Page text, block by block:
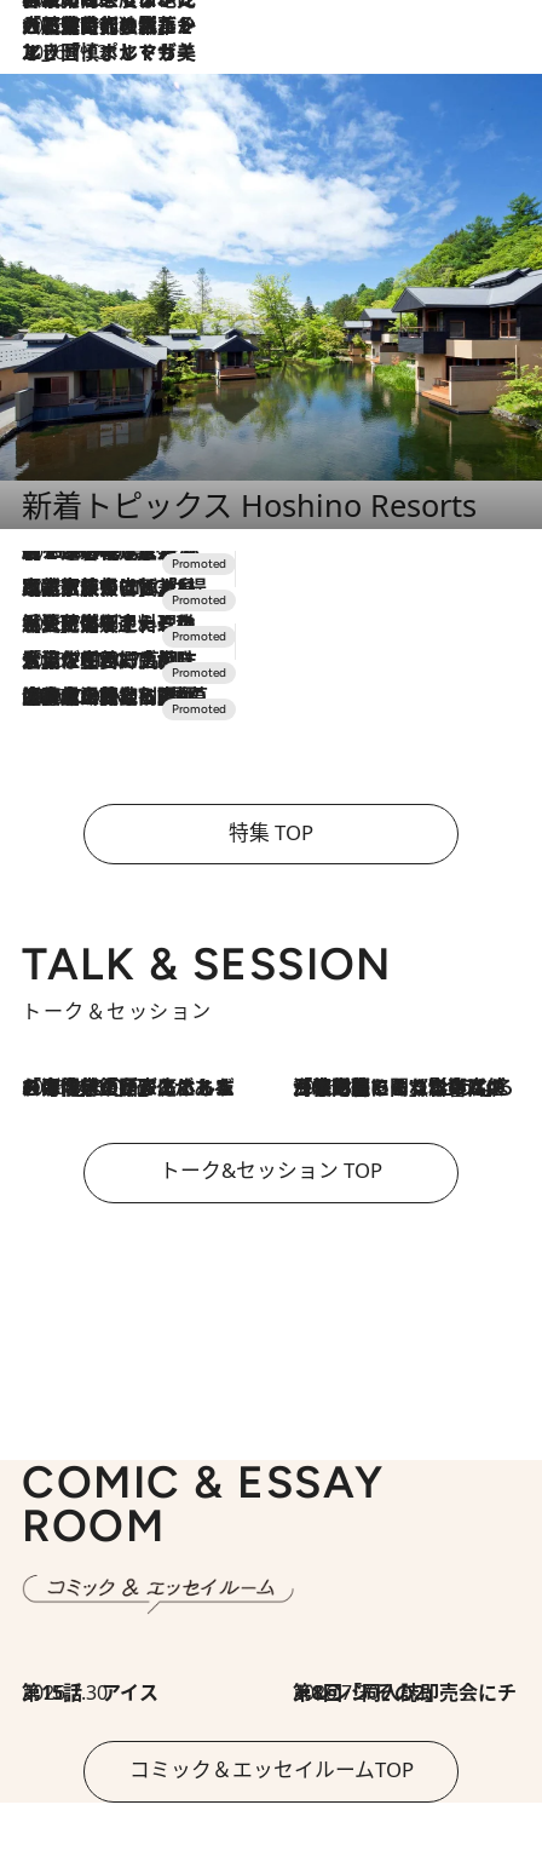
2026.7.21
大航海時代の栄華から、震災、独裁、そして革命へ。ポルトガル・首都リスボンの石畳に刻まれた「歴史の光と影」
2026.7.13
エッセイ・ヤマザキマリ「慎ましくも美しき国 ポルトガル」
新着トピックス Hoshino Resorts
2026.8.7
【トンボの足水浴】ヒノキの香りに包まれて涼感マックス！約13℃の湧水かけ流しを避暑地「星野温泉 トンボの湯」で体験
2026.7.31
【ホテル帰省】という選択肢をOMOが提案。家族とほどよい距離を保つには「昼は実家、夜は気兼ねなくホテルで！」
2026.7.24
【夏限定ディナーコース】旬を迎える稚鮎や花ズッキーニなどをイタリア・トスカーナの郷土料理の手法で満喫！
2026.7.17
「土佐和ハーブかき氷」がOMO7高知に登場！生姜、山椒、大葉など目にも舌にも涼を呼ぶ郷土の味
2026.7.10
NEW OPEN！【界 草津】名湯の地に誕生。趣の異なる2種の温泉と上州ならではの会席・蕎麦割烹など美食を味わう究極の癒やし旅
特集 TOP
TALK & SESSION
トーク＆セッション
2026.8.3
「今後値上げがあるとすれば…」「リスクがあるのは今年の冬」エネルギー専門家が語る、ホルムズ海峡封鎖が家庭にもたらす“ある心配” 2026.8.3
「住宅建てられない…」「サーチャージ料の高値が続いている」ホルムズ海峡封鎖による影響はいつまで続く？《エネルギー専門家に聞く“どうなる日本の暮らし”》
トーク&セッション TOP
COMIC & ESSAY
ROOM
2026.7.30
第15話 アイス 2026.7.30
第8回「同人誌即売会にチャレンジ その2」
コミック＆エッセイルームTOP